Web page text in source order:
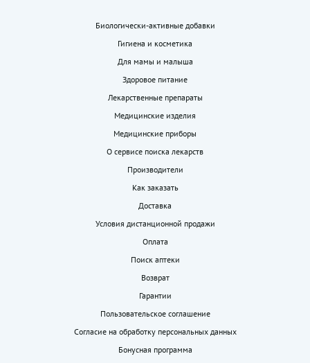
Биологически-активные добавки
Гигиена и косметика
Для мамы и малыша
Здоровое питание
Лекарственные препараты
Медицинские изделия
Медицинские приборы
О сервисе поиска лекарств
Производители
Как заказать
Доставка
Условия дистанционной продажи
Оплата
Поиск аптеки
Возврат
Гарантии
Пользовательское соглашение
Согласие на обработку персональных данных
Бонусная программа